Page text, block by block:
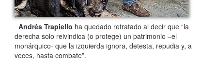
Andrés Trapiello ha quedado retratado al decir que “la
derecha solo reivindica (o protege) un patrimonio –el
monárquico- que la izquierda ignora, detesta, repudia y, a
veces, hasta combate”.